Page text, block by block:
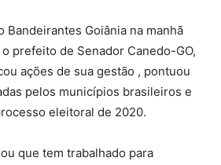
Bandeirantes Goiânia na manhã
prefeito de Senador Canedo-GO,
ações de sua gestão , pontuou
pelos municípios brasileiros e
eleitoral de 2020.
que tem trabalhado para